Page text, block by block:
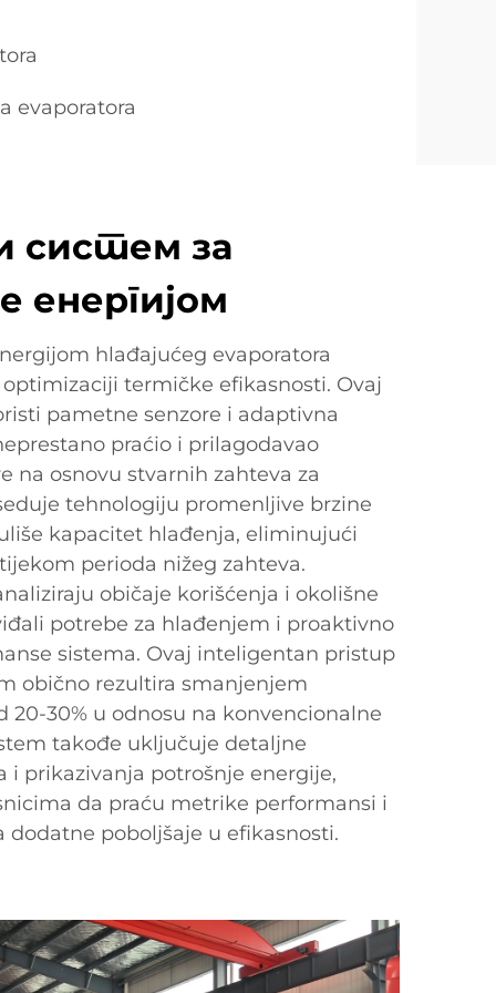
evaporatora
систем за
енергијом
hlađajućeg evaporatora
termičke efikasnosti. Ovaj
pametne senzore i adaptivna
praćio i prilagodavao
na osnovu stvarnih zahteva za
tehnologiju promenljive brzine
kapacitet hlađenja, eliminujući
perioda nižeg zahteva.
običaje korišćenja i okolišne
potrebe za hlađenjem i proaktivno
sistema. Ovaj inteligentan pristup
obično rezultira smanjenjem
20-30% u odnosu na konvencionalne
takođe uključuje detaljne
i prikazivanja potrošnje energije,
da praću metrike performansi i
poboljšaje u efikasnosti.